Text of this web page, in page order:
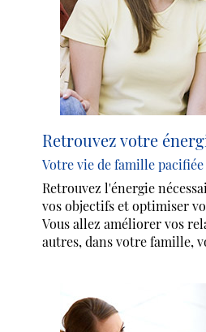
Retrouvez votre
Votre vie de famille pacifiée
Retrouvez l'énergie
vos objectifs et optimiser
Vous allez améliorer vos
autres, dans votre famille,